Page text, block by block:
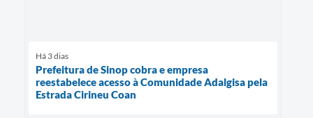
Há 3 dias
Prefeitura de Sinop cobra e empresa
reestabelece acesso à Comunidade Adalgisa pela
Estrada Cirineu Coan